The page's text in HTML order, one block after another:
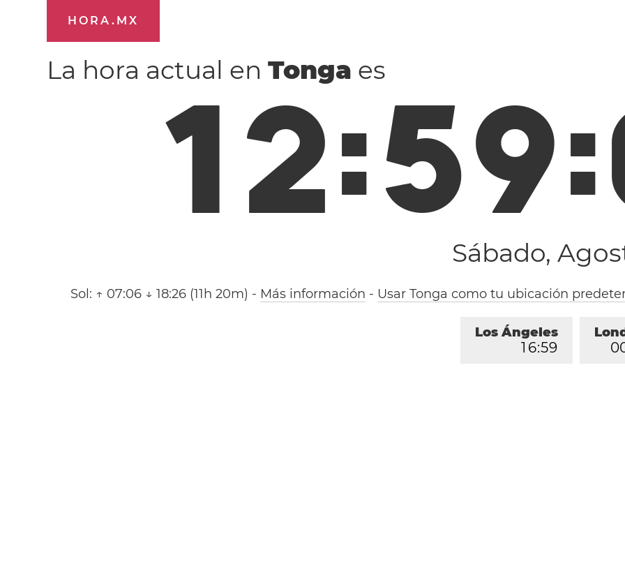
HORA.MX
La hora actual enTonga es
12:59:
Sábado,
Sol: ↑ 07:06 ↓ 18:26 (11h 20m) - Más información - Usar Tonga como tu ubicación
0
Los Ángeles
1 6:59